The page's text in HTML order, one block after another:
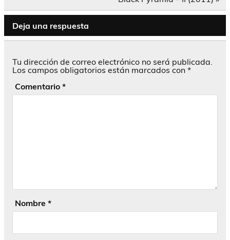
Deja una respuesta
Tu dirección de correo electrónico no será publicada.
Los campos obligatorios están marcados con *
Comentario *
Nombre *